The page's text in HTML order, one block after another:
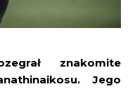
znakomite
Jego